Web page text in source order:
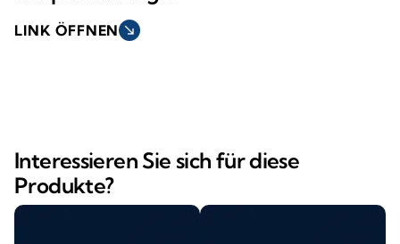
LINK ÖFFNEN south_east
Interessieren Sie sich für diese
Produkte?